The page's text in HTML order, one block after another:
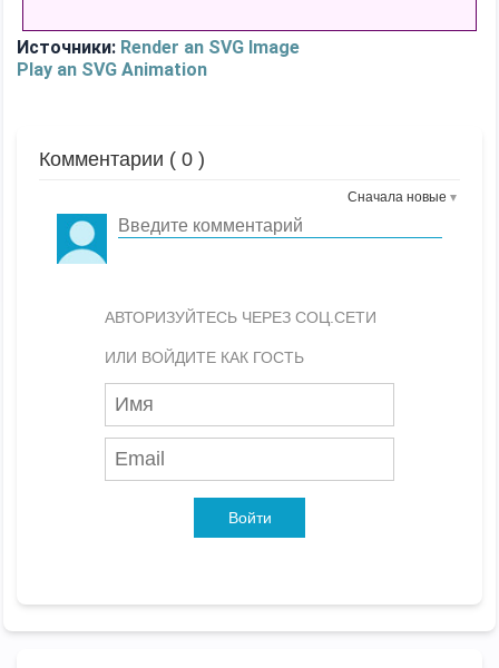
Источники: Render an SVG Image
Play an SVG Animation
Комментарии ( 0 )
Сначала новые
АВТОРИЗУЙТЕСЬ ЧЕРЕЗ СОЦ.СЕТИ
ИЛИ ВОЙДИТЕ КАК ГОСТЬ
Войти